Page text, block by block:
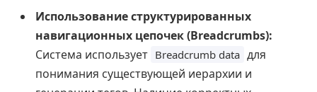
Использование структурированных
навигационных цепочек (Breadcrumbs):
Система использует Breadcrumb data для
понимания существующей иерархии и